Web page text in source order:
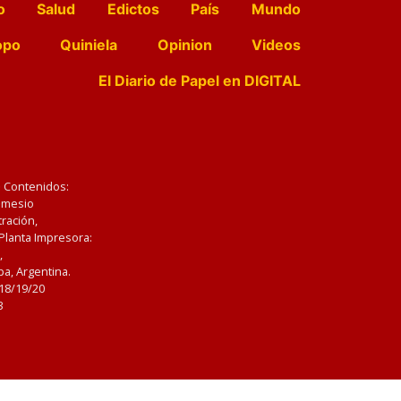
Salud Edictos País
Mundo
Quiniela Opinion
Videos
El Diario de Papel en DIGITAL
Impresora:
Argentina.
19/20